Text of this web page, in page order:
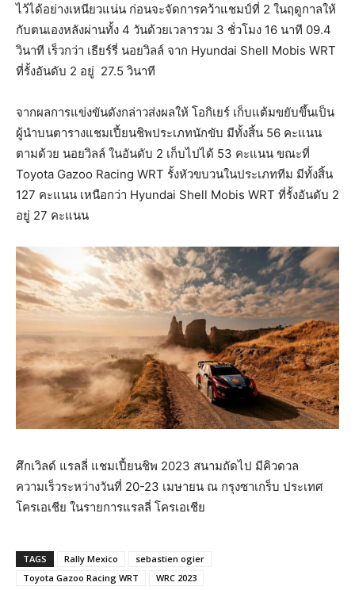
ไว้ได้อย่างเหนียวแน่น ก่อนจะจัดการคว้าแชมป์ที่ 2 ในฤดูกาลให้
กับตนเองหลังผ่านทั้ง 4 วันด้วยเวลารวม 3 ชั่วโมง 16 นาที 09.4
วินาที เร็วกว่า เธียร์รี่ นอยวิลล์ จาก Hyundai Shell Mobis WRT
ที่รั้งอันดับ 2 อยู่ 27.5 วินาที
จากผลการแข่งขันดังกล่าวส่งผลให้ โอกิเยร์ เก็บแต้มขยับขึ้นเป็น
ผู้นำบนตารางแชมเปี้ยนชิพประเภทนักขับ มีทั้งสิ้น 56 คะแนน
ตามด้วย นอยวิลล์ ในอันดับ 2 เก็บไปได้ 53 คะแนน ขณะที่
Toyota Gazoo Racing WRT รั้งหัวขบวนในประเภททีม มีทั้งสิ้น
127 คะแนน เหนือกว่า Hyundai Shell Mobis WRT ที่รั้งอันดับ 2
อยู่ 27 คะแนน
ศึกเวิลด์ แรลลี่ แชมเปี้ยนชิพ 2023 สนามถัดไป มีคิวดวล
ความเร็วระหว่างวันที่ 20-23 เมษายน ณ กรุงซาเกร็บ ประเทศ
โครเอเชีย ในรายการแรลลี่ โครเอเชีย
TAGS Rally Mexico
sebastien ogier
Toyota Gazoo Racing WRT
WRC 2023